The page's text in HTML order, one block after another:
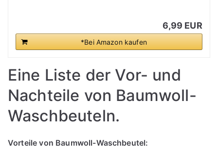
6,99 EUR
*Bei Amazon kaufen
Eine Liste der Vor- und
Nachteile von Baumwoll-
Waschbeuteln.
Vorteile von Baumwoll-Waschbeutel: